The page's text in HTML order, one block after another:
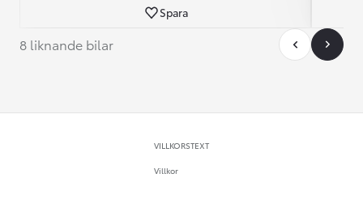
Spara
8 liknande bilar
VILLKORSTEXT
Villkor